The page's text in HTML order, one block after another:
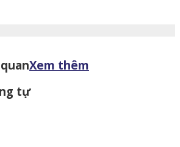
Xem thêm
tự